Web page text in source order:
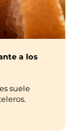
a los
suele